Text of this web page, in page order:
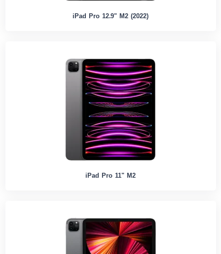
iPad Pro 12.9" M2 (2022)
iPad Pro 11" M2